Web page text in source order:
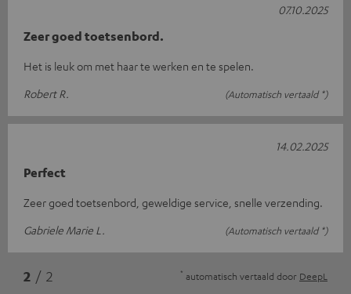
Zeer goed toetsenbord.
Het is leuk om met haar te werken en te spelen.
Robert R.
(Automatisch vertaald *)
07.10.2025
Perfect
Zeer goed toetsenbord, geweldige service, snelle verzending.
Gabriele Marie L.
(Automatisch vertaald *)
14.02.2025
2 / 2 * automatisch vertaald door DeepL